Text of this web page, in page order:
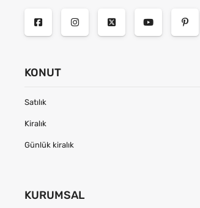
KONUT
Satılık
Kiralık
Günlük kiralık
KURUMSAL